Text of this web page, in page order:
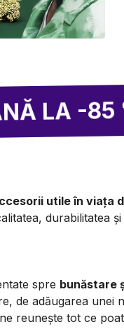
% PE
utile în viața
durabilitatea
spre bunăstare
de adăugarea
reunește tot ce